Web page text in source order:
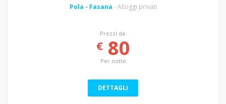
Pola - Fasana - Alloggi privati
Prezzi da:
€80
Per notte
DETTAGLI